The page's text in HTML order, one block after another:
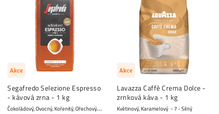
Akce
Segafredo Selezione Espresso
- kávová zrna - 1 kg
Č
okoládový, Ovocný, Kořenitý, Ořechový, Vanilkový 8 - Silný
Akce
Lavazza Caffè Crema Dolce -
zrnková káva - 1 kg
Květinový, Karamelový 7 - Silný